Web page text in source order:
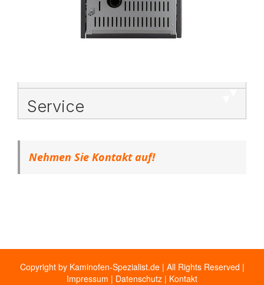
Service
Nehmen Sie Kontakt auf!
Copyright by Kaminofen-Spezialist.de | All Rights Reserved |
Impressum | Datenschutz | Kontakt